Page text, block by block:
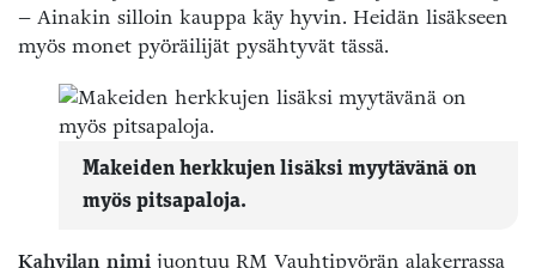
– Ainakin silloin kauppa käy hyvin. Heidän lisäkseen
myös monet pyöräilijät pysähtyvät tässä.
Makeiden herkkujen lisäksi myytävänä on
myös pitsapaloja.
Kahvilan nimi juontuu RM Vauhtipyörän alakerrassa